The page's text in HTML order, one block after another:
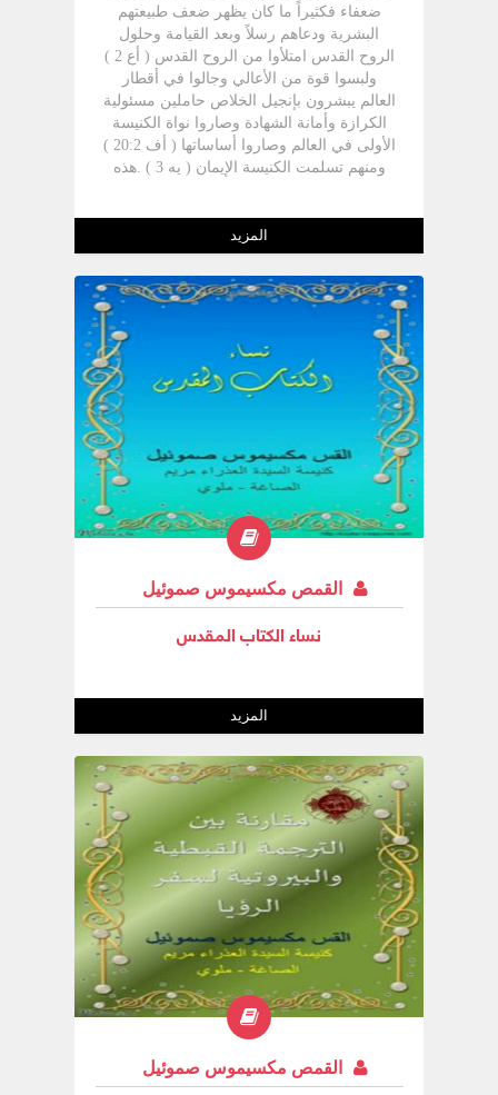
ضعفاء فكثيراً ما كان يظهر ضعف طبيعتهم
البشرية ودعاهم رسلاً وبعد القيامة وحلول
الروح القدس امتلأوا من الروح القدس ( أع 2 )
ولبسوا قوة من الأعالي وجالوا في أقطار
العالم يبشرون بإنجيل الخلاص حاملين مسئولية
الكرازة وأمانة الشهادة وصاروا نواة الكنيسة
الأولى في العالم وصاروا أساساتها ( أف 20:2 )
ومنهم تسلمت الكنيسة الإيمان ( يه 3 ) .هذه
العالم وعلى مدى الأجيال هو ثمرة خدمة هؤلاء
الرسل الأطهار .
المزيد
القمص مكسيموس صموئيل
نساء الكتاب المقدس
المزيد
القمص مكسيموس صموئيل